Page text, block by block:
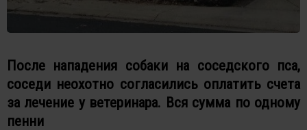
После нападения собаки на соседского пса,
соседи неохотно согласились оплатить счета
за лечение у ветеринара. Вся сумма по одному
пенни